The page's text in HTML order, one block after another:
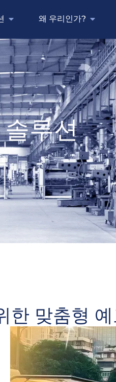
왜 우리인가?
루션
한 맞춤형